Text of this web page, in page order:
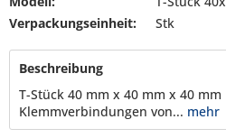
Verpackungseinheit:
Stk
Beschreibung
T-Stück 40 mm x 40 mm x 40
Klemmverbindungen von... mehr